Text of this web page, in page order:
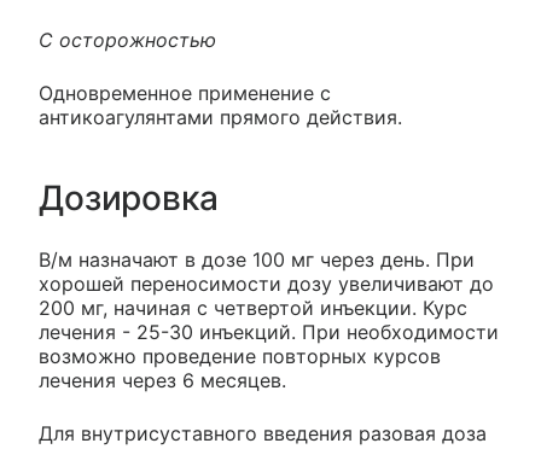
С осторожностью
Одновременное применение с
антикоагулянтами прямого действия.
Дозировка
В/м назначают в дозе 100 мг через день. При
хорошей переносимости дозу увеличивают до
200 мг, начиная с четвертой инъекции. Курс
лечения - 25-30 инъекций. При необходимости
возможно проведение повторных курсов
лечения через 6 месяцев.
Для внутрисуставного введения разовая доза